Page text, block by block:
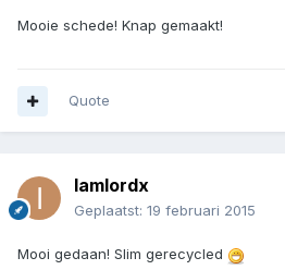
Mooie schede! Knap gemaakt!
Quote
Iamlordx
Geplaatst: 19 februari 2015
Mooi gedaan! Slim gerecycled